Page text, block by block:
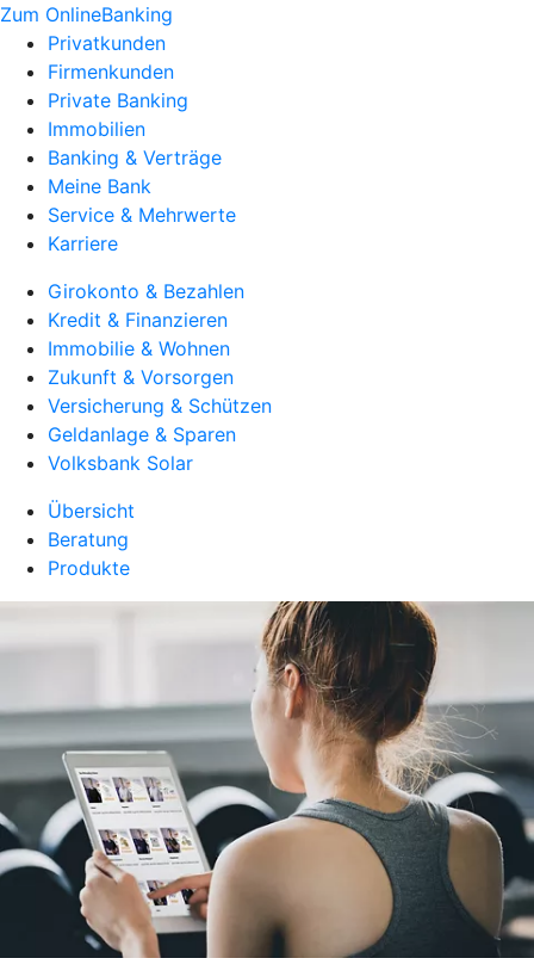
Zum OnlineBanking
Privatkunden
Firmenkunden
Private Banking
Immobilien
Banking & Verträge
Meine Bank
Service & Mehrwerte
Karriere
Girokonto & Bezahlen
Kredit & Finanzieren
Immobilie & Wohnen
Zukunft & Vorsorgen
Versicherung & Schützen
Geldanlage & Sparen
Volksbank Solar
Übersicht
Beratung
Produkte